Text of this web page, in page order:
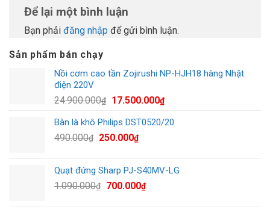
Sản phẩm bán chạy
Nồi cơm cao tần Zojirushi NP-HJH18 hàng Nhật
điện 220V
24.900.000₫
Giá
là:
24.900.000₫.
17.500.000₫Giá
tại
Bàn là khô Philips DST0520/20
490.000₫
Giá
490.000₫.
250.000₫Giá
là:
250.000₫.
Quạt đứng Sharp PJ-S40MV-LG
1.090.000₫
Giá
700.000₫Giá
Để lại một bình luận
Bạn phải đăng nhập để gửi bình luận.